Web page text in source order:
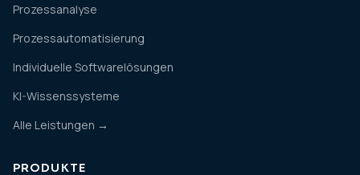
Prozessanalyse
Prozessautomatisierung
Individuelle Softwarelösungen
KI-Wissenssysteme
Alle Leistungen →
PRODUKTE